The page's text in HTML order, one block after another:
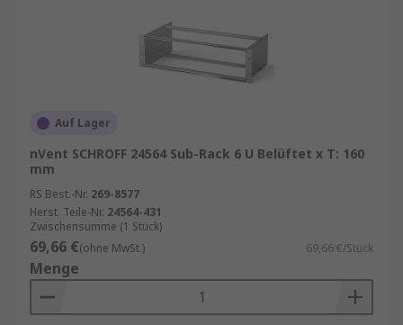
Auf Lager
nVent SCHROFF 24564 Sub-Rack 6 U Belüftet x T: 160
mm
RS Best.-Nr. 269-8577
Herst. Teile-Nr. 24564-431
Zwischensumme (1 Stück)
69,66 €(ohne MwSt.) 69,66 €/Stück
Menge